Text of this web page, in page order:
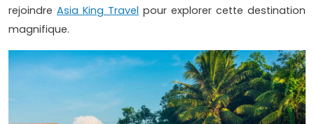
rejoindre Asia King Travel pour explorer cette destination
magnifique.